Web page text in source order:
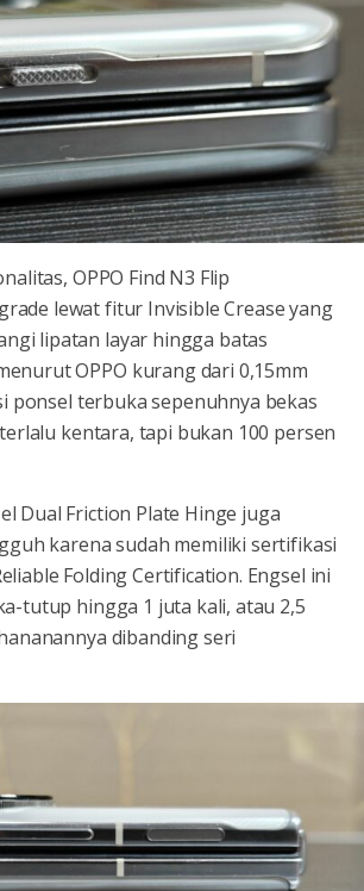
OPPO Find N3 Flip
lewat fitur Invisible Crease yang
lipatan layar hingga batas
OPPO kurang dari 0,15mm
ponsel terbuka sepenuhnya bekas
kentara, tapi bukan 100 persen
Dual Friction Plate Hinge juga
karena sudah memiliki sertifikasi
Folding Certification. Engsel ini
tutup hingga 1 juta kali, atau 2,5
dibanding seri